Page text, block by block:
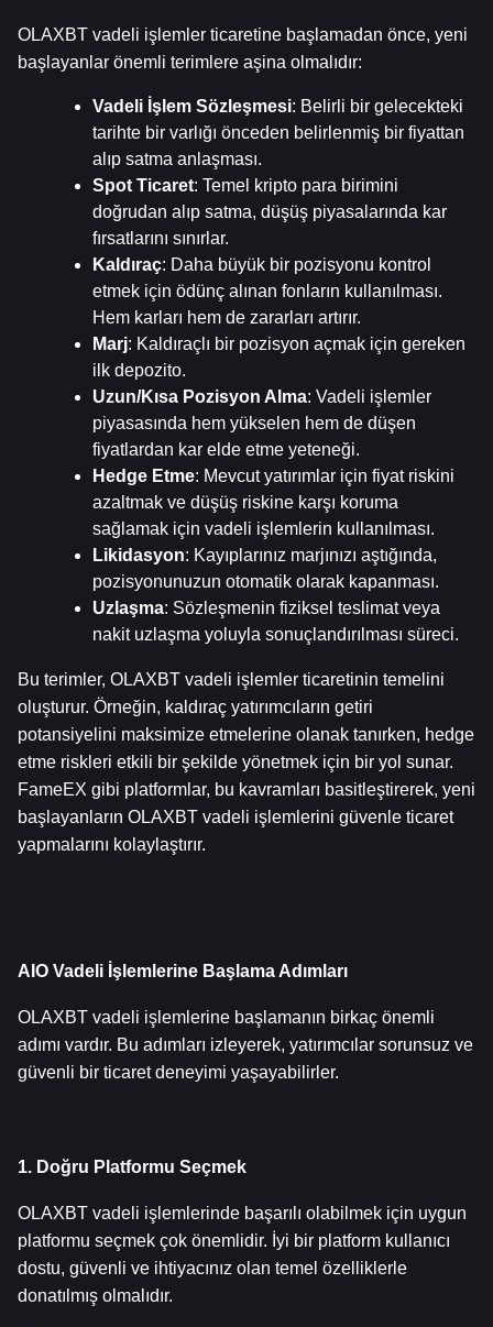
OLAXBT vadeli işlemler ticaretine başlamadan önce, yeni
başlayanlar önemli terimlere aşina olmalıdır:
Vadeli İşlem Sözleşmesi: Belirli bir gelecekteki
tarihte bir varlığı önceden belirlenmiş bir fiyattan
alıp satma anlaşması.
Spot Ticaret: Temel kripto para birimini
doğrudan alıp satma, düşüş piyasalarında kar
fırsatlarını sınırlar.
Kaldıraç: Daha büyük bir pozisyonu kontrol
etmek için ödünç alınan fonların kullanılması.
Hem karları hem de zararları artırır.
Marj: Kaldıraçlı bir pozisyon açmak için gereken
ilk depozito.
Uzun/Kısa Pozisyon Alma: Vadeli işlemler
piyasasında hem yükselen hem de düşen
fiyatlardan kar elde etme yeteneği.
Hedge Etme: Mevcut yatırımlar için fiyat riskini
azaltmak ve düşüş riskine karşı koruma
sağlamak için vadeli işlemlerin kullanılması.
Likidasyon: Kayıplarınız marjınızı aştığında,
pozisyonunuzun otomatik olarak kapanması.
Uzlaşma: Sözleşmenin fiziksel teslimat veya
nakit uzlaşma yoluyla sonuçlandırılması süreci.
Bu terimler, OLAXBT vadeli işlemler ticaretinin temelini
oluşturur. Örneğin, kaldıraç yatırımcıların getiri
potansiyelini maksimize etmelerine olanak tanırken, hedge
etme riskleri etkili bir şekilde yönetmek için bir yol sunar.
FameEX gibi platformlar, bu kavramları basitleştirerek, yeni
başlayanların OLAXBT vadeli işlemlerini güvenle ticaret
yapmalarını kolaylaştırır.
AIO Vadeli İşlemlerine Başlama Adımları
OLAXBT vadeli işlemlerine başlamanın birkaç önemli
adımı vardır. Bu adımları izleyerek, yatırımcılar sorunsuz ve
güvenli bir ticaret deneyimi yaşayabilirler.
1. Doğru Platformu Seçmek
OLAXBT vadeli işlemlerinde başarılı olabilmek için uygun
platformu seçmek çok önemlidir. İyi bir platform kullanıcı
dostu, güvenli ve ihtiyacınız olan temel özelliklerle
donatılmış olmalıdır.